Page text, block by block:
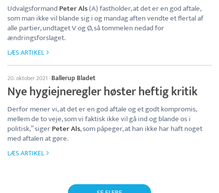
Udvalgsformand Peter Als(A) fastholder, at det er en god aftale,
som man ikke vil blande sig i og mandag aften vendte et flertal af
alle partier, undtaget V og Ø, så tommelen nedad for
ændringsforslaget.
LÆS ARTIKEL
20. oktober 2021· Ballerup Bladet
Nye hygiejneregler høster heftig kritik
Derfor mener vi, at det er en god aftale og et godt kompromis,
mellem de to veje, som vi faktisk ikke vil gå ind og blande os i
politisk,” sigerPeter Als, som påpeger, at han ikke har haft noget
med aftalen at gøre.
LÆS ARTIKEL